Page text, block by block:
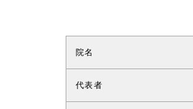
院名
代表者